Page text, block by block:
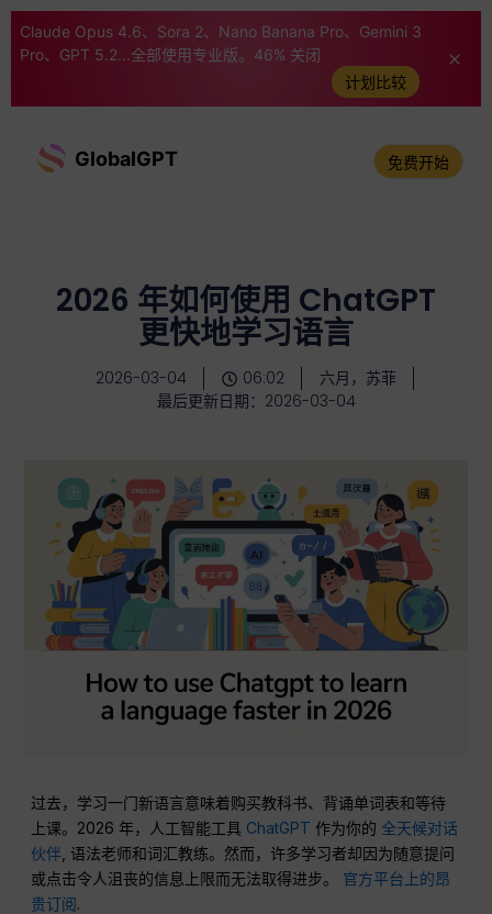
Claude Opus 4.6、Sora 2、Nano Banana Pro、Gemini 3
Pro、GPT 5.2...全部使用专业版。46% 关闭
计划比较
GlobalGPT 免费开始
2026 年如何使用 ChatGPT
更快地学习语言
2026-03-04 06:02
六月，苏菲
最后更新日期：2026-03-04
过去，学习一门新语言意味着购买教科书、背诵单词表和等待
上课。2026 年，人工智能工具 ChatGPT 作为你的全天候对话
伙伴 , 语法老师和词汇教练。然而，许多学习者却因为随意提问
或点击令人沮丧的信息上限而无法取得进步。 官方平台上的昂
贵订阅.